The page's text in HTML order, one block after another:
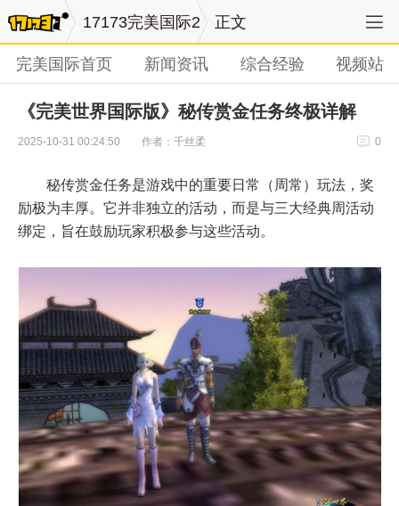
17173完美国际2 正文
完美国际首页 新闻资讯 综合经验 视频站
《完美世界国际版》秘传赏金任务终极详解
2025-10-31 00:24:50 作者：千丝柔 0
秘传赏金任务是游戏中的重要日常（周常）玩法，奖
励极为丰厚。它并非独立的活动，而是与三大经典周活动
绑定，旨在鼓励玩家积极参与这些活动。